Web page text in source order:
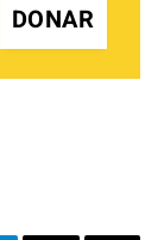
DONAR